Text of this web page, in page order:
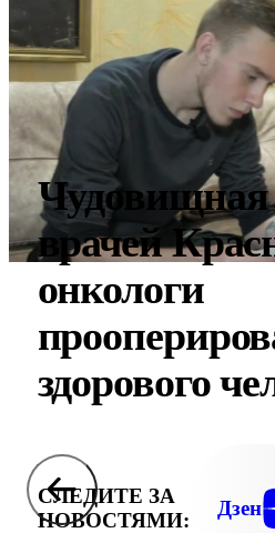
врачей
онкологи
здорового
СЛЕДИТЕ ЗА
НОВОСТЯМИ:
Дзен